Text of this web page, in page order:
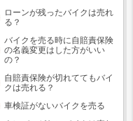
ローンが残ったバイクは売れ
る？
バイクを売る時に自賠責保険
の名義変更はした方がいい
の？
自賠責保険が切れててもバイ
クは売れる？
車検証がないバイクを売る